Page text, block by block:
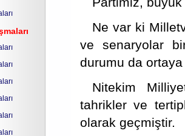
Ne var ki
ve senaryolar
durumu da ortaya
Nitekim
tahrikler ve
olarak geçmiştir.